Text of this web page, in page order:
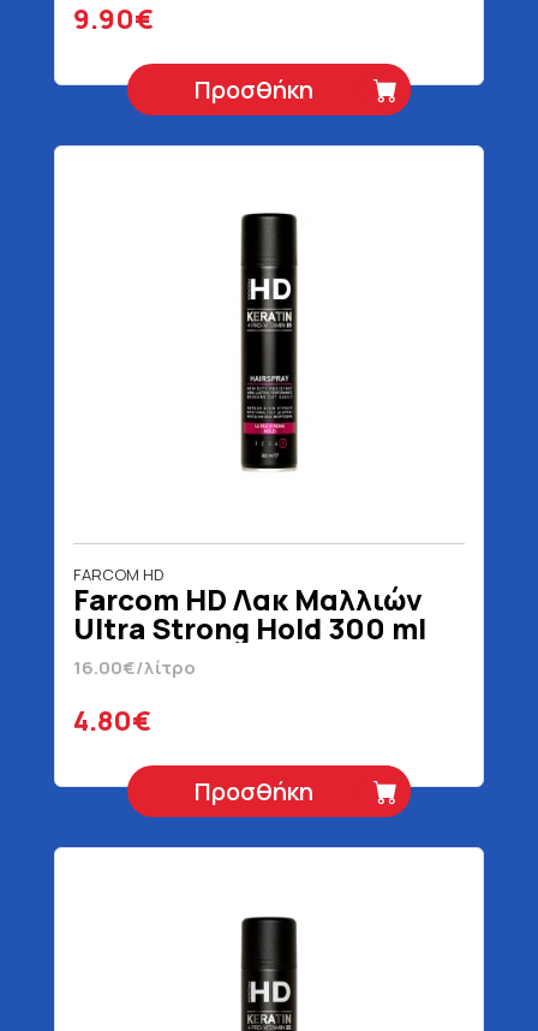
9.90€
Προσθήκη
FARCOM HD
Farcom HD Λακ Μαλλιών
Ultra Strong Hold 300 ml
16.00€/λίτρο
4.80€
Προσθήκη